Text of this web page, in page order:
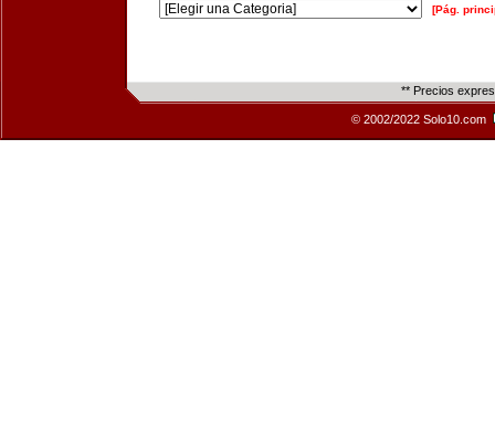
[Pág.
** Precios
© 2002/2022 Solo10.com